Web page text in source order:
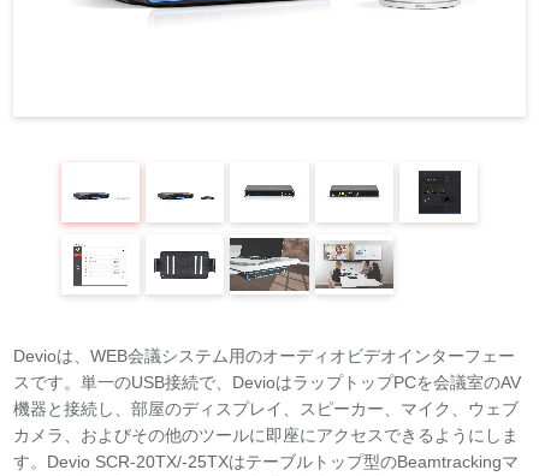
Devioは、WEB会議システム用のオーディオビデオインターフェー
スです。単一のUSB接続で、DevioはラップトップPCを会議室のAV
機器と接続し、部屋のディスプレイ、スピーカー、マイク、ウェブ
カメラ、およびその他のツールに即座にアクセスできるようにしま
す。Devio SCR-20TX/-25TXはテーブルトップ型のBeamtrackingマ